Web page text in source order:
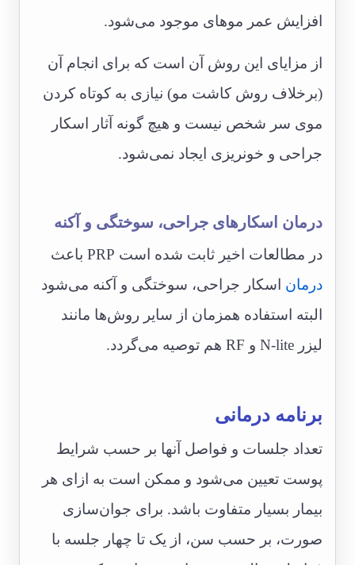
افزایش عمر موهای موجود می‌شود.
از مزایای این روش آن است که برای انجام آن
(برخلاف روش کاشت مو) نیازی به کوتاه کردن
موی سر شخص نیست و هیچ گونه آثار اسکار
جراحی و خونریزی ایجاد نمی‌شود.
درمان اسکارهای جراحی، سوختگی و آکنه
در مطالعات اخیر ثابت شده است PRP باعث
درمان اسکار جراحی، سوختگی و آکنه می‌شود
البته استفاده همزمان از سایر روش‎‌ها مانند
لیزر N-lite و RF هم توصیه می‌گردد.
برنامه درمانی
تعداد جلسات و فواصل آنها بر حسب شرایط
پوست تعیین می‌شود و ممکن است به ازای هر
بیمار بسیار متفاوت باشد. برای جوان‌سازی
صورت، بر حسب سن، از یک تا چهار جلسه با